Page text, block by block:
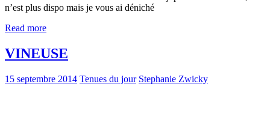
n’est plus dispo mais je vous ai déniché
Read more
VINEUSE
15 septembre 2014 Tenues du jour Stephanie Zwicky